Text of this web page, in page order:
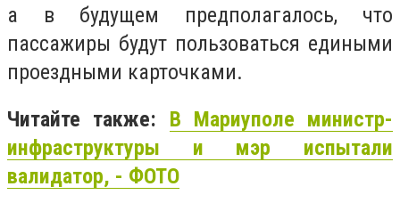
а в будущем предполагалось, что
пассажиры будут пользоваться едиными
проездными карточками.
Читайте также: В Мариуполе министр-
инфраструктуры и мэр испытали
валидатор, - ФОТО